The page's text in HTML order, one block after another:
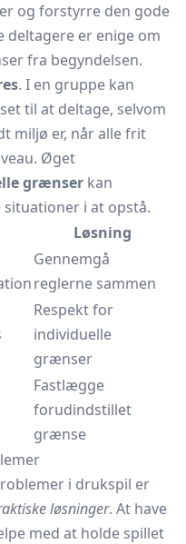
og forstyrre den gode
deltagere er enige om
fra begyndelsen.
. I en gruppe kan
til at deltage, selvom
miljø er, når alle frit
Øget
grænser kan
i at opstå.
Løsning
Gennemgå
reglerne sammen
Respekt for
individuelle
grænser
Fastlægge
forudindstillet
grænse
i drukspil er
løsninger. At have
med at holde spillet